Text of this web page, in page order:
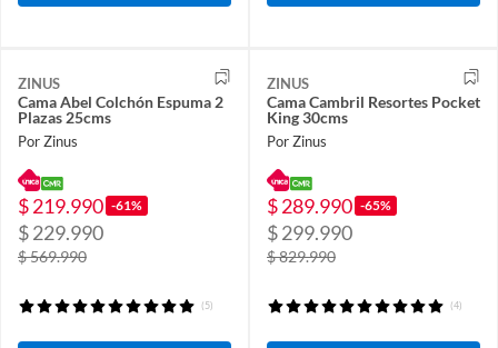
ZINUS
Cama Abel Colchón Espuma 2
Plazas 25cms
Por Zinus
$ 219.990 -61%
$ 229.990
$ 569.990
(5)
ZINUS
Cama Cambril Resortes Pocket
King 30cms
Por Zinus
$ 289.990 -65%
$ 299.990
$ 829.990
(4)